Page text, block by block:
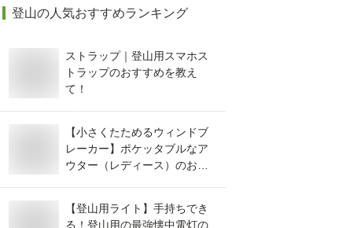
登山の人気おすすめランキング
ストラップ｜登山用スマホス
トラップのおすすめを教え
て！
【小さくたためるウィンドブ
レーカー】ポケッタブルなア
ウター（レディース）のおす
【登山用ライト】手持ちでき
る！登山用の最強懐中電灯の